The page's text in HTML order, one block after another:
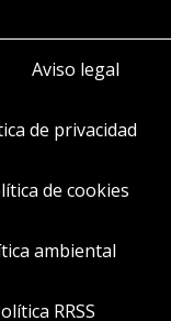
Aviso legal
de privacidad
de cookies
ambiental
RRSS